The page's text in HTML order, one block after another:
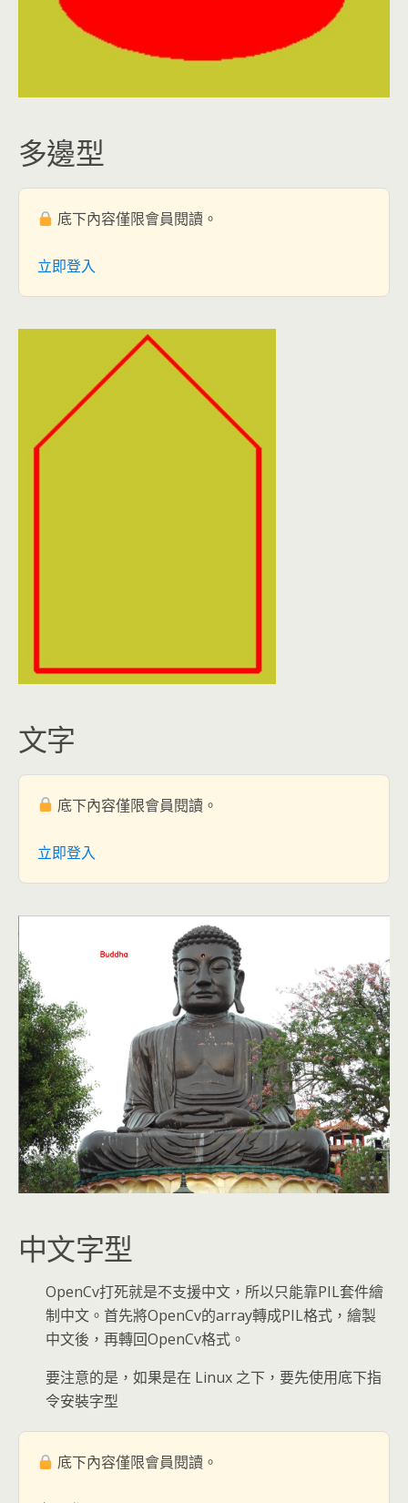
多邊型
底下內容僅限會員閱讀。
立即登入
文字
底下內容僅限會員閱讀。
立即登入
中文字型
OpenCv打死就是不支援中文，所以只能靠PIL套件繪
制中文。首先將OpenCv的array轉成PIL格式，繪製
中文後，再轉回OpenCv格式。
要注意的是，如果是在 Linux 之下，要先使用底下指
令安裝字型
底下內容僅限會員閱讀。